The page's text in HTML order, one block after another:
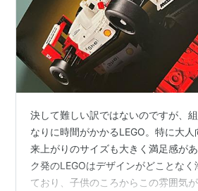
決して難しい訳ではないのですが、
なりに時間がかかるLEGO。特に大
来上がりのサイズも大きく満足感が
ク発のLEGOはデザインがどことな
ており、子供のころからこの雰囲気